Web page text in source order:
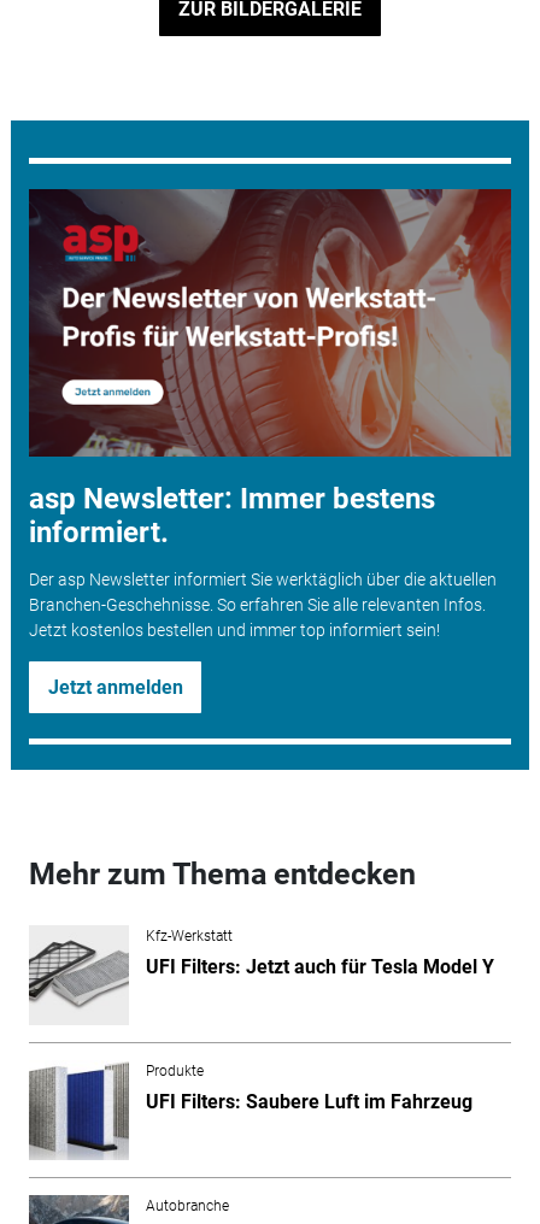
ZUR BILDERGALERIE
asp Newsletter: Immer bestens
informiert.
Der asp Newsletter informiert Sie werktäglich über die aktuellen
Branchen-Geschehnisse. So erfahren Sie alle relevanten Infos.
Jetzt kostenlos bestellen und immer top informiert sein!
Jetzt anmelden
Mehr zum Thema entdecken
Kfz-Werkstatt
UFI Filters: Jetzt auch für Tesla Model Y
Produkte
UFI Filters: Saubere Luft im Fahrzeug
Autobranche